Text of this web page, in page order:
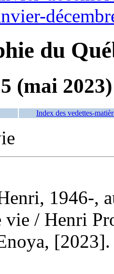
du
(mai 2023)
Index des vedettes-
1946-,
vie / Henri